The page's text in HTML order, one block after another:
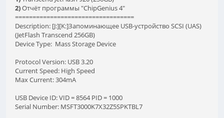
2)Отчёт программы "ChipGenius 4"
==================================
Description: [J:][K:]Запоминающее USB-устройство SCSI (UAS)
(JetFlash Transcend 256GB)
Device Type: Mass Storage Device
Protocol Version: USB 3.20
Current Speed: High Speed
Max Current: 304mA
USB Device ID: VID = 8564 PID = 1000
Serial Number: MSFT3000K7X32Z5SPKTBL7